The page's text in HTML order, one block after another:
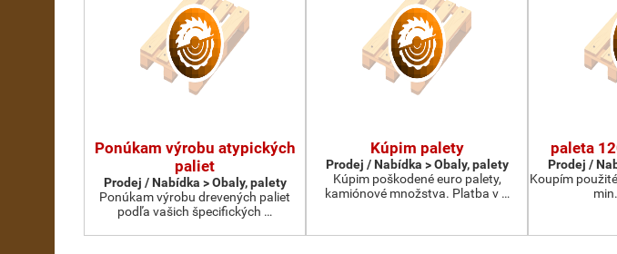
Ponúkam výrobu atypických
paliet
Prodej / Nabídka > Obaly, palety
Ponúkam výrobu drevených paliet
podľa vašich špecifických …
Kúpim palety
Prodej / Nabídka > Obaly, palety
Kúpim poškodené euro palety,
kamiónové množstva. Platba v …
paleta
Prodej /
Koupím